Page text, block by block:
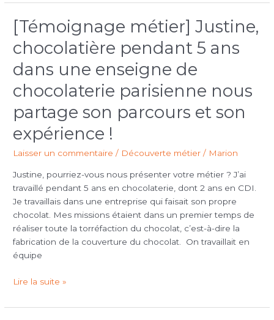
d’arrêt
de
Varces
[Témoignage métier] Justine,
chocolatière pendant 5 ans
dans une enseigne de
chocolaterie parisienne nous
partage son parcours et son
expérience !
Laisser un commentaire / Découverte métier / Marion
Justine, pourriez-vous nous présenter votre métier ? J’ai
travaillé pendant 5 ans en chocolaterie, dont 2 ans en CDI.
Je travaillais dans une entreprise qui faisait son propre
chocolat. Mes missions étaient dans un premier temps de
réaliser toute la torréfaction du chocolat, c’est-à-dire la
fabrication de la couverture du chocolat. On travaillait en
équipe
[Témoignage
métier]
Justine,
chocolatière
pendant
5
dans
une
enseigne
de
chocolaterie
parisienne
nous
partage
son
parcours
et
expérience
Lire la suite »